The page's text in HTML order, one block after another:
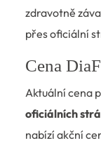
zdravotně
přes oficiální
Cena
Aktuální cena
oficiálních
nabízí akční